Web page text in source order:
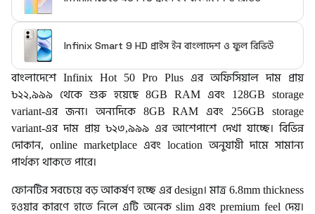
Infinix Smart 9 HD প্রাইস ইন বাংলাদেশ ও ফুল রিভিউ
বাংলাদেশে Infinix Hot 50 Pro Plus এর অফিসিয়াল দাম প্রায়
৳২২,৯৯৯ থেকে শুরু হয়েছে 8GB RAM এবং 128GB storage
variant-এর জন্য। অন্যদিকে 8GB RAM এবং 256GB storage
variant-এর দাম প্রায় ৳২৩,৯৯৯ এর আশেপাশে দেখা যাচ্ছে। বিভিন্ন
দোকান, online marketplace এবং location অনুযায়ী দামে সামান্য
পার্থক্য থাকতে পারে।
ফোনটির সবচেয়ে বড় আকর্ষণ হচ্ছে এর design। মাত্র 6.8mm thickness
হওয়ার কারণে হাতে নিলে এটি অনেক slim এবং premium feel দেয়।